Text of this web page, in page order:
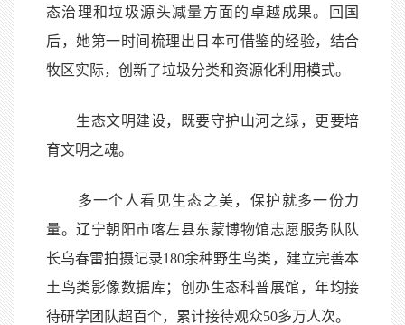
态治理和垃圾源头减量方面的卓越成果。回国
后，她第一时间梳理出日本可借鉴的经验，结合
牧区实际，创新了垃圾分类和资源化利用模式。
生态文明建设，既要守护山河之绿，更要培
育文明之魂。
多一个人看见生态之美，保护就多一份力
量。辽宁朝阳市喀左县东蒙博物馆志愿服务队队
长乌春雷拍摄记录180余种野生鸟类，建立完善本
土鸟类影像数据库；创办生态科普展馆，年均接
待研学团队超百个，累计接待观众50多万人次。